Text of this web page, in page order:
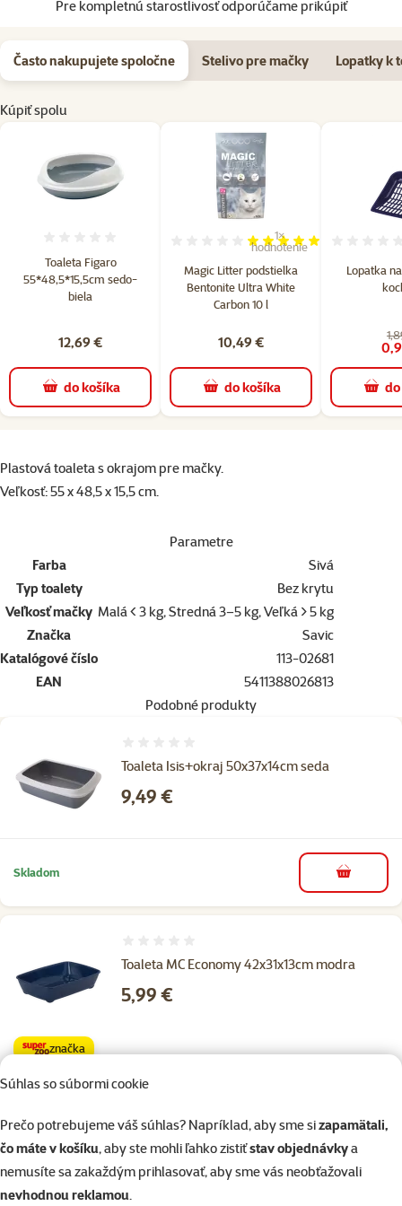
Súhlas so súbormi cookie
Prečo potrebujeme váš súhlas? Napríklad, aby sme sizapamätali,
čo máte v košíku, aby ste mohli ľahko zistiťstav objednávkya
nemusíte sa zakaždým prihlasovať, aby sme vás neobťažovali
nevhodnou reklamou.
Pre kompletnú starostlivosť odporúčame prikúpiť
Často nakupujete spoločne Stelivo pre mačky Lopatky k
Kúpiť spolu
Toaleta Figaro
55*48,5*15,5cm sedo-
biela
12,69 €
do košíka
Magic Litter podstielka
Bentonite Ultra White
Carbon 10 l
Hodnotenie 100%, počet
1×
hodnotenie
10,49 €
do košíka
Lopatka
superzoo.product.detail.content
Plastová toaleta s okrajom pre mačky.
Veľkosť: 55 x 48,5 x 15,5 cm.
Parametre
Farba
Sivá
Typ toalety
Bez krytu
Veľkosť mačky Malá < 3 kg, Stredná 3–5 kg, Veľká > 5 kg
Značka
Savic
Katalógové číslo
113-02681
EAN
5411388026813
Podobné produkty
Toaleta Isis+okraj 50x37x14cm seda
Cena
9,49 €
Skladom do košíka
Toaleta MC Economy 42x31x13cm modra
Cena
5,99 €
značka
Toaleta Magic Cat Economy 42x31x13cm
Hodnotenie 0%